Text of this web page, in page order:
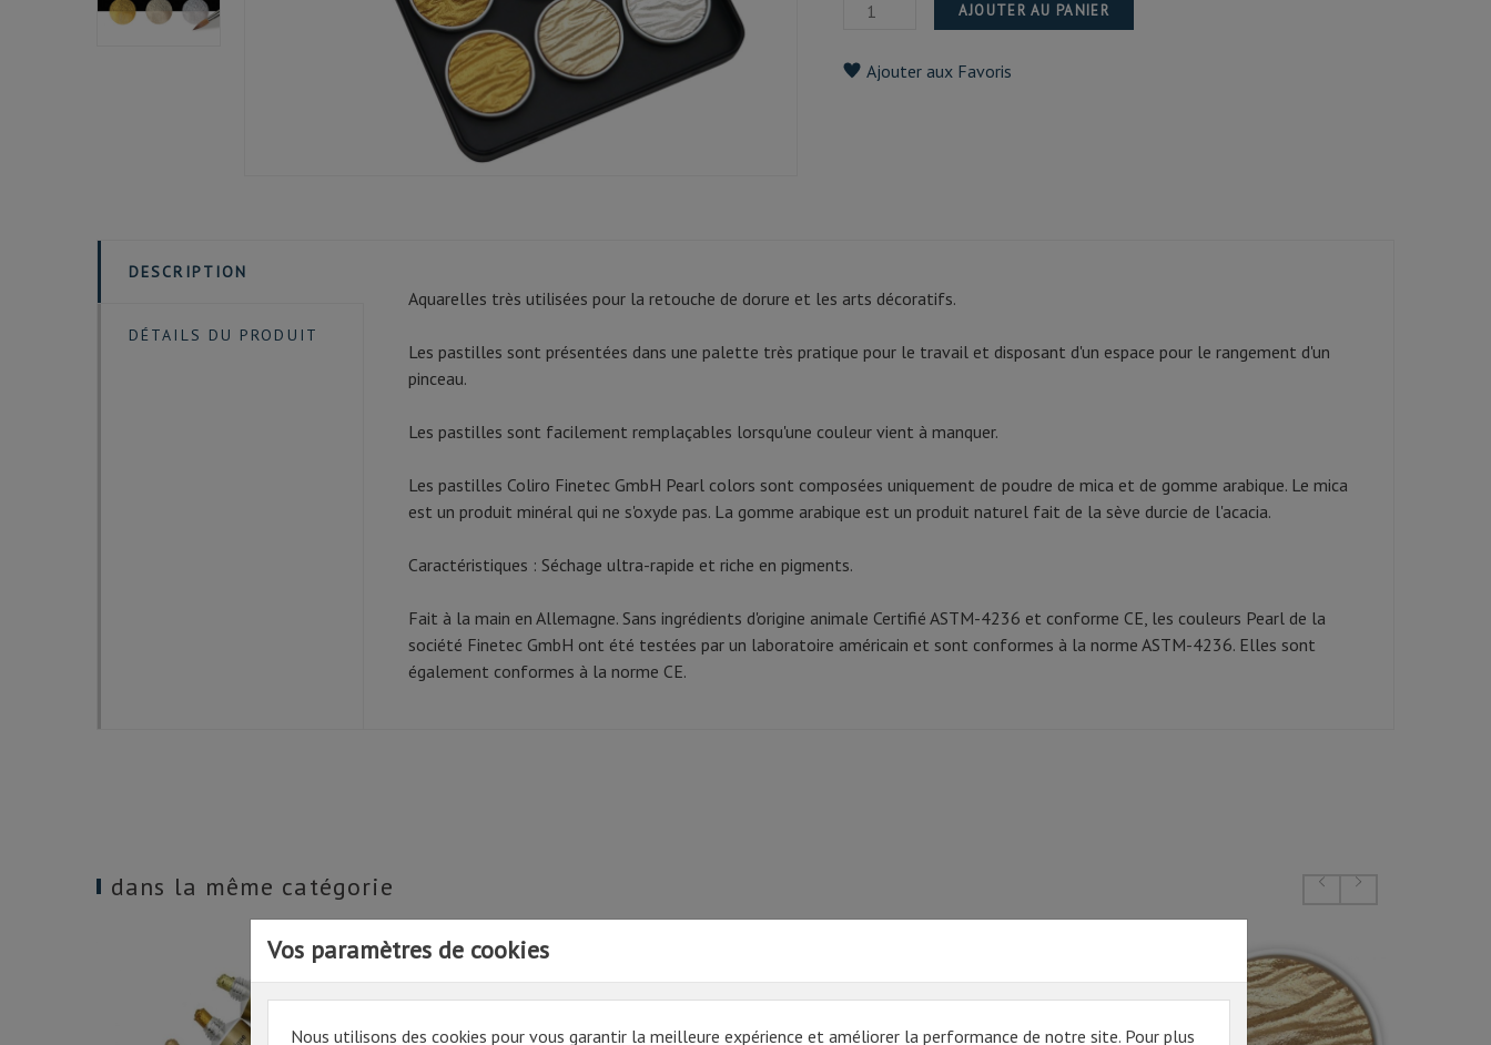
Vos paramètres de cookies
Nous utilisons des cookies pour vous garantir la meilleure expérience et améliorer la performance de notre site. Pour plus
AJOUTER AU PANIER
Ajouter aux Favoris
DESCRIPTION
DÉTAILS DU PRODUIT
Aquarelles très utilisées pour la retouche de dorure et les arts décoratifs.
Les pastilles sont présentées dans une palette très pratique pour le travail et disposant d'un espace pour le rangement d'un
pinceau.
Les pastilles sont facilement remplaçables lorsqu'une couleur vient à manquer.
Les pastilles Coliro Finetec GmbH Pearl colors sont composées uniquement de poudre de mica et de gomme arabique. Le mica
est un produit minéral qui ne s'oxyde pas. La gomme arabique est un produit naturel fait de la sève durcie de l'acacia.
Caractéristiques : Séchage ultra-rapide et riche en pigments.
Fait à la main en Allemagne. Sans ingrédients d'origine animale Certifié ASTM-4236 et conforme CE, les couleurs Pearl de la
société Finetec GmbH ont été testées par un laboratoire américain et sont conformes à la norme ASTM-4236. Elles sont
également conformes à la norme CE.
dans la même catégorie